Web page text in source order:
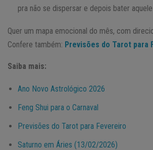
pra não se dispersar e depois bater aquele
Quer um mapa emocional do mês, com
Confere também: Previsões do Tarot para
Saiba mais:
Ano Novo Astrológico 2026
Feng Shui para o Carnaval
Previsões do Tarot para Fevereiro
Saturno em Áries (13/02/2026)